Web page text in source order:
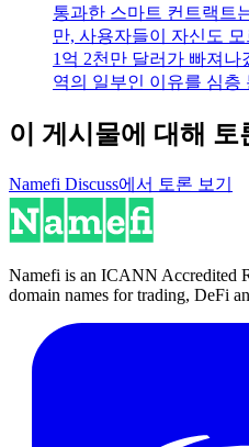
통과한 스마트 컨트랙트
만, 사용자들이 자신도
1억 2천만 달러가 빠져
역의 일부인 이유를 심층
이 게시물에 대해 토
Namefi Discuss에서 토론 보기
Namefi is an ICANN Accredited
domain names for trading, DeFi